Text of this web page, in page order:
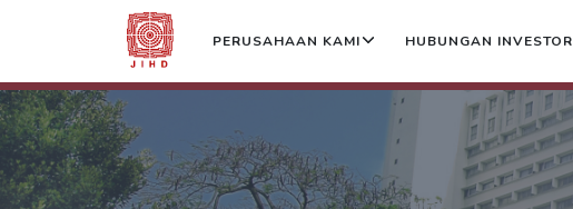
PERUSAHAAN KAMI HUBUNGAN INVESTOR